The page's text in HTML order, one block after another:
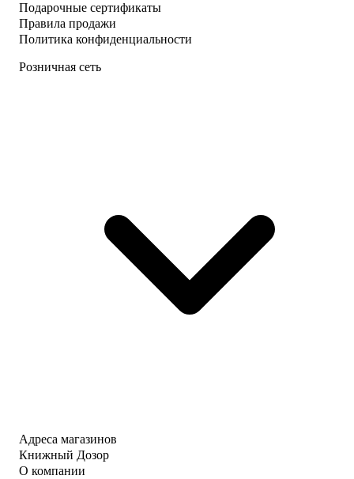
Подарочные сертификаты
Правила продажи
Политика конфиденциальности
Розничная сеть
Адреса магазинов
Книжный Дозор
О компании